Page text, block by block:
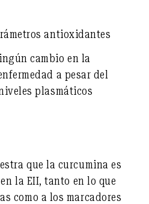
antioxidantes
cambio en la
a pesar del
plasmáticos
quela curcumina es
en la EII, tanto en lo que
como a los marcadores